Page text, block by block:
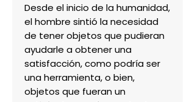
Desde el inicio de la humanidad,
el hombre sintió la necesidad
de tener objetos que pudieran
ayudarle a obtener una
satisfacción, como podría ser
una herramienta, o bien,
objetos que fueran un